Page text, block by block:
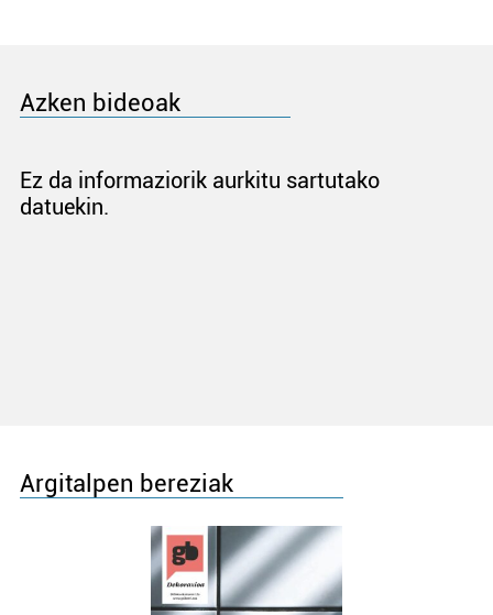
Azken bideoak
Ez da informaziorik aurkitu sartutako
datuekin.
Argitalpen bereziak